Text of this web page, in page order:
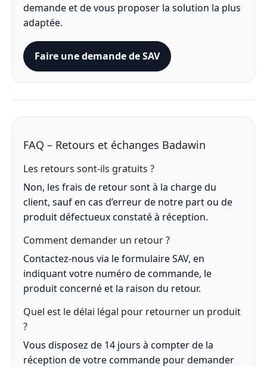
demande et de vous proposer la solution la plus
adaptée.
Faire une demande de SAV
FAQ – Retours et échanges Badawin
Les retours sont-ils gratuits ?
Non, les frais de retour sont à la charge du
client, sauf en cas d’erreur de notre part ou de
produit défectueux constaté à réception.
Comment demander un retour ?
Contactez-nous via le formulaire SAV, en
indiquant votre numéro de commande, le
produit concerné et la raison du retour.
Quel est le délai légal pour retourner un produit
?
Vous disposez de 14 jours à compter de la
réception de votre commande pour demander